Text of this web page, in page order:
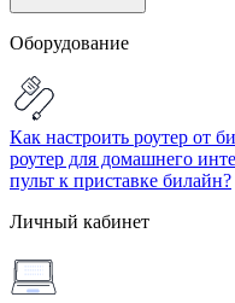
Оборудование
Как настроить роутер от
роутер для домашнего
пульт к приставке билайн?
Личный кабинет